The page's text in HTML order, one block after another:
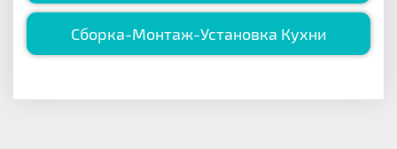
Сборка-Монтаж-Установка Кухни